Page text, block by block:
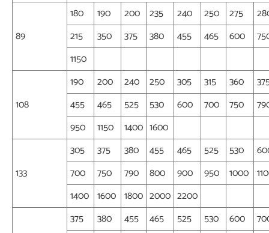
89
180 190 200 235 240 250 275
215
350 375 380 455 465 600
1150
108
190 200 240 250 305 315 360
455
465 525 530 600 700 750
950
1150 1400 1600
133
305 375 380 455 465 525 530
700
750 790 800 900 950 1000
1400 1600 1800 2000 2200
375 380 455 465 525 530 600